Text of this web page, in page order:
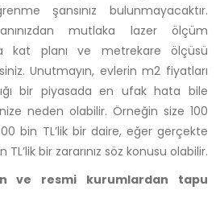
şansınız bulunmayacaktır.
mutlaka lazer ölçüm
kat planı ve metrekare ölçüsü
Unutmayın, evlerin m2 fiyatları
bir piyasada en ufak hata bile
neden olabilir. Örneğin size 100
bin TL’lik bir daire, eğer gerçekte
bir zararınız söz konusu olabilir.
ve resmi kurumlardan tapu